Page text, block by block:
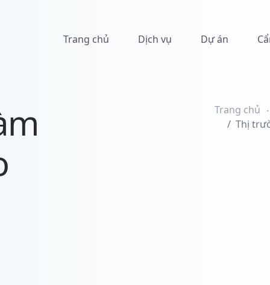
Trang chủ Dịch vụ Dự án
Trang chủ
Thị